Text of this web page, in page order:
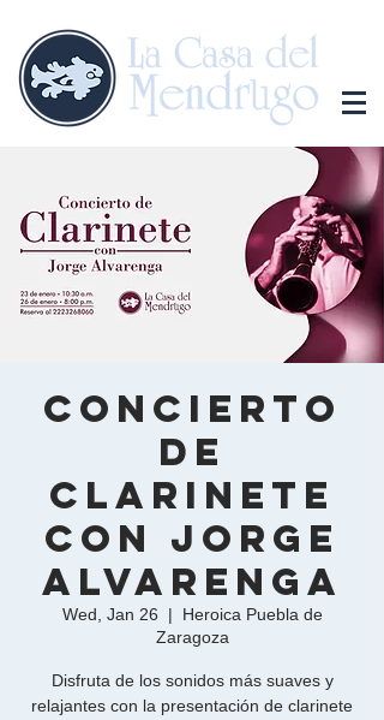
Concierto
de
Clarinete
con Jorge
Alvarenga
Wed, Jan 26
  |
Heroica Puebla de
Zaragoza
Disfruta de los sonidos más suaves y
relajantes con la presentación de clarinete